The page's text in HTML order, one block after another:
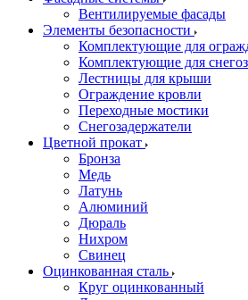
Вентилируемые фасады
Элементы безопасности
Комплектующие для
Комплектующие для
Лестницы для крыши
Ограждение кровли
Переходные мостики
Снегозадержатели
Цветной прокат
Бронза
Медь
Латунь
Алюминий
Дюраль
Нихром
Свинец
Оцинкованная сталь
Круг оцинкованный